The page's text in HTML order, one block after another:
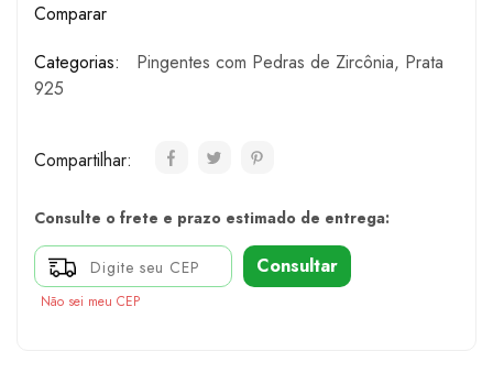
Comparar
Categorias:
Pingentes com Pedras de Zircônia, Prata
925
Compartilhar:
Consulte o frete e prazo estimado de entrega:
Consultar
Não sei meu CEP